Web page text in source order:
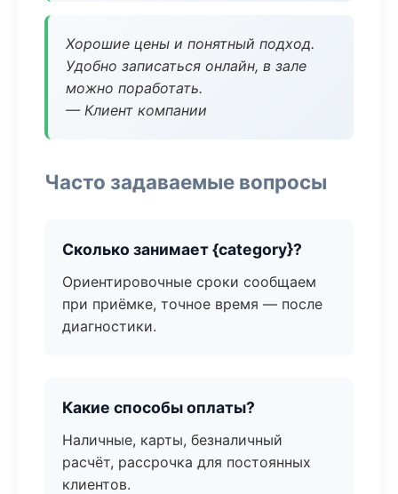
Хорошие цены и понятный подход.
Удобно записаться онлайн, в зале
можно поработать.
— Клиент компании
Часто задаваемые вопросы
Сколько занимает {category}?
Ориентировочные сроки сообщаем
при приёмке, точное время — после
диагностики.
Какие способы оплаты?
Наличные, карты, безналичный
расчёт, рассрочка для постоянных
клиентов.